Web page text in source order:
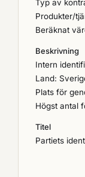
projektering,
entreprenadens
kännedom
ifyllnadsmaterial som
Typ av
Produkter/
Beräknat
Beskrivning
Intern
Land:
Plats för
Högst antal
Titel
Partiets